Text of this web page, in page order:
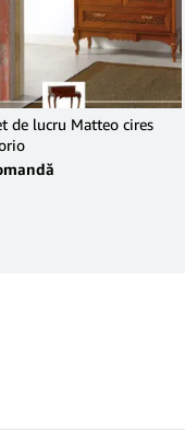
de lucru Matteo cires